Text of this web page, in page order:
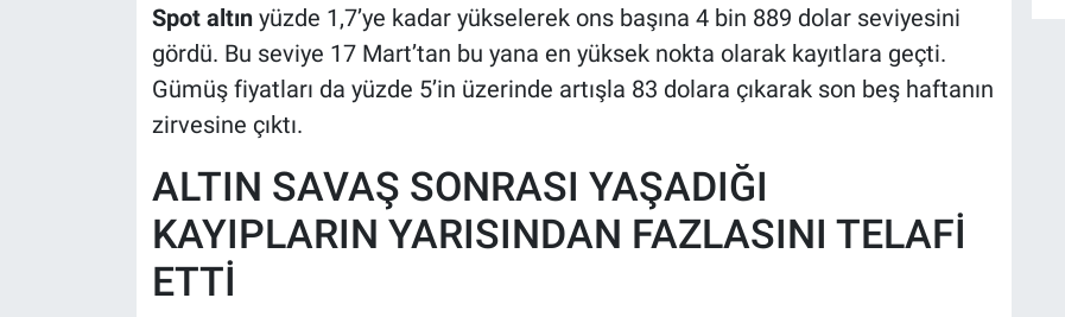
Spot altın yüzde 1,7’ye kadar yükselerek ons başına 4 bin 889 dolar seviyesini
gördü. Bu seviye 17 Mart’tan bu yana en yüksek nokta olarak kayıtlara geçti.
Gümüş fiyatları da yüzde 5’in üzerinde artışla 83 dolara çıkarak son beş haftanın
zirvesine çıktı.
ALTIN SAVAŞ SONRASI YAŞADIĞI
KAYIPLARIN YARISINDAN FAZLASINI TELAFİ
ETTİ